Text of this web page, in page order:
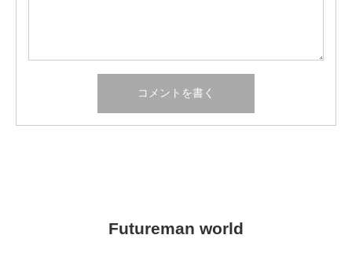
Futureman world